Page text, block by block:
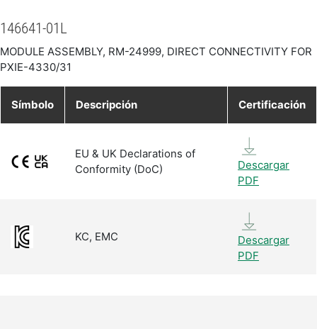
146641-01L
MODULE ASSEMBLY, RM-24999, DIRECT CONNECTIVITY FOR
PXIE-4330/31
Símbolo Descripción Certificación
EU & UK Declarations of
Conformity (DoC)
Descargar
PDF
KC, EMC
Descargar
PDF